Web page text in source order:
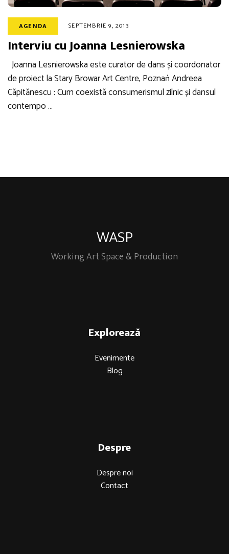
AGENDA SEPTEMBRIE 9, 2013
Interviu cu Joanna Lesnierowska
Joanna Lesnierowska este curator de dans și coordonator
de proiect la Stary Browar Art Centre, Poznań Andreea
Căpitănescu : Cum coexistă consumerismul zilnic și dansul
contempo …
WASP
Working Art Space & Production
Explorează
Evenimente
Blog
Despre
Despre noi
Contact